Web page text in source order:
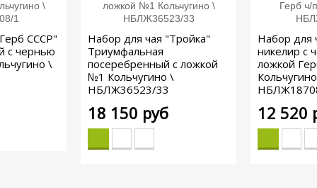
СССР"
с чернью
\
Набор для чая "Тройка"
Триумфальная
посеребренный с ложкой
№1 Кольчугино \
НБЛЖ36523/33
18 150 руб
Набор для
никелир с
ложкой
12 520